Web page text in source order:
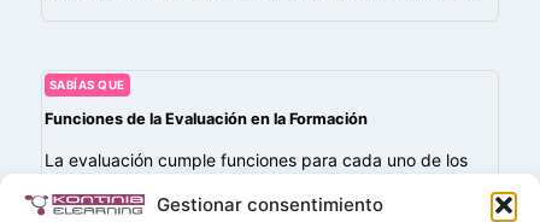
Gestionar consentimiento
SABÍAS QUE
Funciones de la Evaluación en la Formación
La evaluación cumple funciones para cada uno de los
información y acción para el docente: Funciones